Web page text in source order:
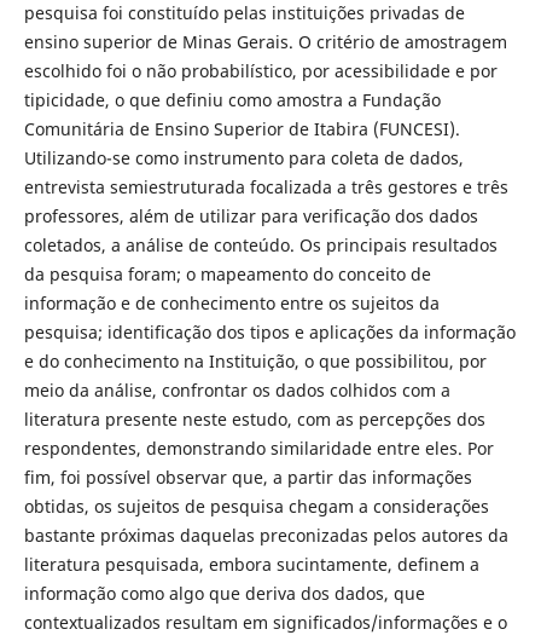
pesquisa foi constituído pelas instituições privadas de
ensino superior de Minas Gerais. O critério de amostragem
escolhido foi o não probabilístico, por acessibilidade e por
tipicidade, o que definiu como amostra a Fundação
Comunitária de Ensino Superior de Itabira (FUNCESI).
Utilizando-se como instrumento para coleta de dados,
entrevista semiestruturada focalizada a três gestores e três
professores, além de utilizar para verificação dos dados
coletados, a análise de conteúdo. Os principais resultados
da pesquisa foram; o mapeamento do conceito de
informação e de conhecimento entre os sujeitos da
pesquisa; identificação dos tipos e aplicações da informação
e do conhecimento na Instituição, o que possibilitou, por
meio da análise, confrontar os dados colhidos com a
literatura presente neste estudo, com as percepções dos
respondentes, demonstrando similaridade entre eles. Por
fim, foi possível observar que, a partir das informações
obtidas, os sujeitos de pesquisa chegam a considerações
bastante próximas daquelas preconizadas pelos autores da
literatura pesquisada, embora sucintamente, definem a
informação como algo que deriva dos dados, que
contextualizados resultam em significados/informações e o